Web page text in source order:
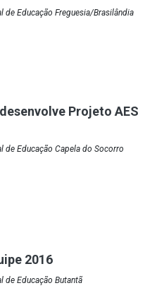
Educação Freguesia/Brasilândia
Projeto AES
Educação Capela do Socorro
2016
de Educação Butantã